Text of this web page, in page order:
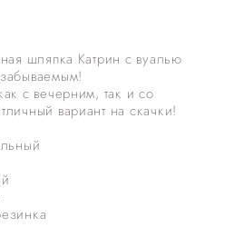
шляпка Катрин с вуалью
с вечерним, так и со
вариант на скачки!